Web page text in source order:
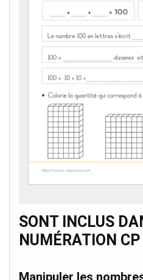
SONT INCLUS
NUMÉRATION CP
Manipuler les